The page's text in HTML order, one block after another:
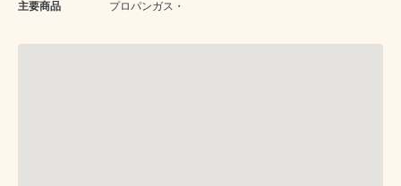
主要商品 プロパンガス・